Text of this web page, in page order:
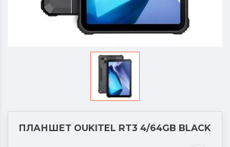
ПЛАНШЕТ OUKITEL RT3 4/64GB BLACK